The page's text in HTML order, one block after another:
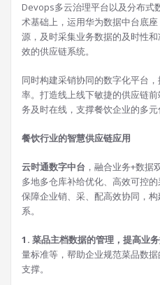
Devops多云治理平台以及分布式
术基础上，运用华为数据中台底
源，及时采集业务数据的及时性
效的供应链系统。
同时构建采销协同的数字化平台
率。打造线上线下敏捷的供应链
务及时在线，支撑餐饮企业的多元
餐饮行业的智慧供应链应用
云时通数字中台 ，融合业务+数据
多地多仓库补给优化、高效可控
保障企业销、采、配高效协同，
系。
1. 菜品主档数据的管理，提高业务
量标准等，帮助企业规范菜品数
支撑。